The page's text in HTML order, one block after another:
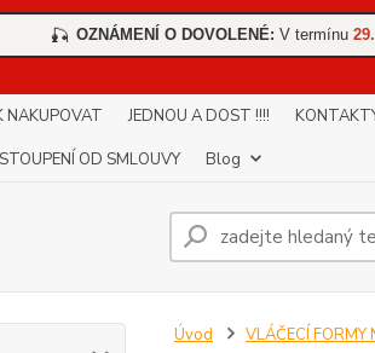
🎣 OZNÁMENÍ O DOVOLENÉ: V termínu
NAKUPOVAT JEDNOU A DOST !!!!
OD SMLOUVY Blog
Úvod VLÁČECÍ FORMY